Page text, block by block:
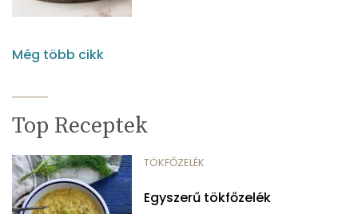
Még több cikk
Top Receptek
TÖKFŐZELÉK
Egyszerű tökfőzelék